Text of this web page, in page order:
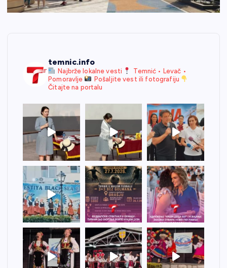
temnic.info
Najbrže lokalne vesti
Temnić • Levač •
Pomoravlje
Pošaljite vest ili fotografiju
Čitajte na portalu